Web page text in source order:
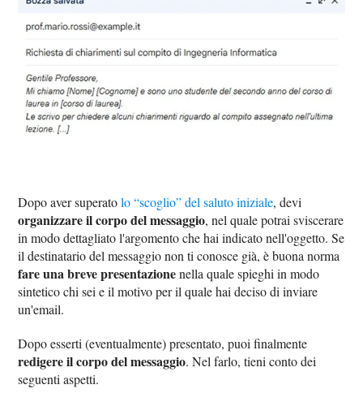
Dopo aver superatolo “scoglio” del saluto iniziale, devi
organizzare il corpo del messaggio, nel quale potrai sviscerare
in modo dettagliato l'argomento che hai indicato nell'oggetto. Se
il destinatario del messaggio non ti conosce già, è buona norma
fare una breve presentazionenella quale spieghi in modo
sintetico chi sei e il motivo per il quale hai deciso di inviare
un'email.
Dopo esserti (eventualmente) presentato, puoi finalmente
redigere il corpo del messaggio. Nel farlo, tieni conto dei
seguenti aspetti.